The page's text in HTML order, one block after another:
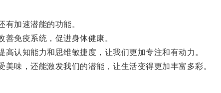
加速潜能的功能。
免疫系统，促进身体健康。
认知能力和思维敏捷度，让我们更加专注和有动力。
味，还能激发我们的潜能，让生活变得更加丰富多彩。